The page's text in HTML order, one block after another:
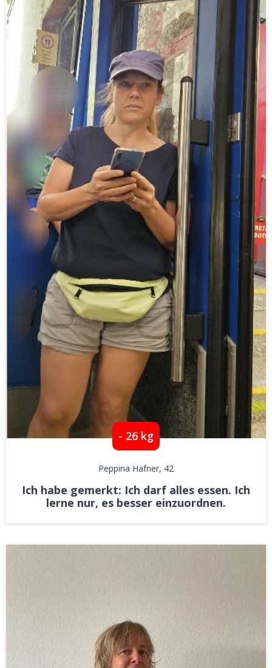
- 26 kg
Peppina Hafner, 42
Ich habe gemerkt: Ich darf alles essen. Ich
lerne nur, es besser einzuordnen.